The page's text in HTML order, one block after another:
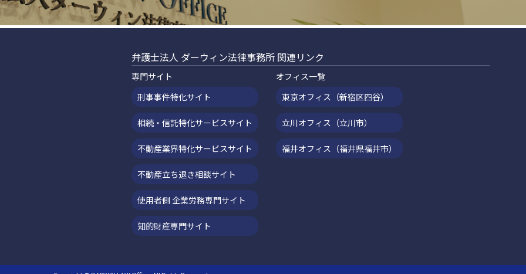
弁護士法人 ダーウィン法律事務所 関連リンク
専門サイト
刑事事件特化サイト
相続・信託特化サービスサイト
不動産業界特化サービスサイト
不動産立ち退き相談サイト
使用者側 企業労務専門サイト
知的財産専門サイト
オフィス一覧
東京オフィス（新宿区四谷）
立川オフィス（立川市）
福井オフィス（福井県福井市）